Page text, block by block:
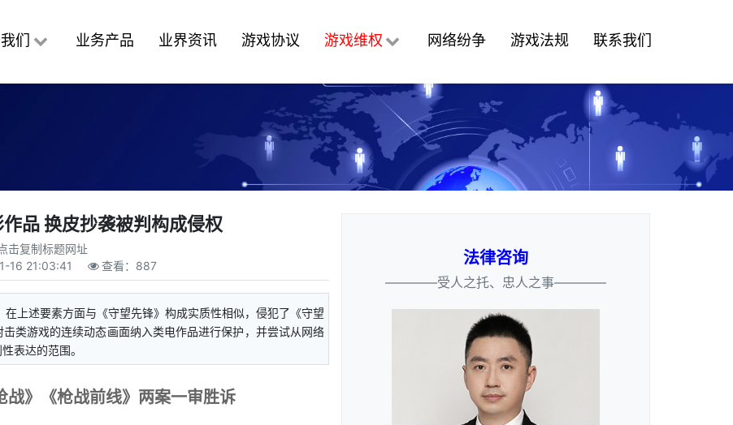
们 业务产品 业界资讯 游戏协议 游戏维权 网络纷争 游戏法规 联系我们
品 换皮抄袭被判构成侵权
击复制标题网址
16 21:03:41 查看： 887
上述要素方面与《守望先锋》构成实质性相似，侵犯了《守望
类游戏的连续动态画面纳入类电作品进行保护，并尝试从网络
表达的范围。
战》《枪战前线》两案一审胜诉
法律咨询
————受人之托、忠人之事————